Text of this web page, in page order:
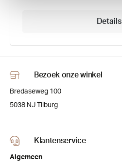
Details
Bezoek onze winkel
Bredaseweg 100
5038 NJ Tilburg
Klantenservice
Algemeen